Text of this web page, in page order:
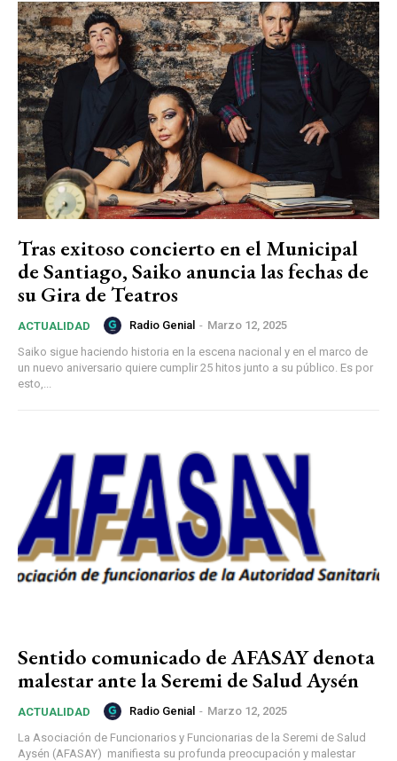
Tras exitoso concierto en el Municipal
de Santiago, Saiko anuncia las fechas de
su Gira de Teatros
ACTUALIDAD Radio Genial - Marzo 12, 2025
Saiko sigue haciendo historia en la escena nacional y en el marco de
un nuevo aniversario quiere cumplir 25 hitos junto a su público. Es por
esto,...
Sentido comunicado de AFASAY denota
malestar ante la Seremi de Salud Aysén
ACTUALIDAD Radio Genial - Marzo 12, 2025
La Asociación de Funcionarios y Funcionarias de la Seremi de Salud
Aysén (AFASAY) manifiesta su profunda preocupación y malestar